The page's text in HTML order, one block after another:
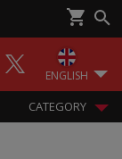
ENGLISH
CATEGORY